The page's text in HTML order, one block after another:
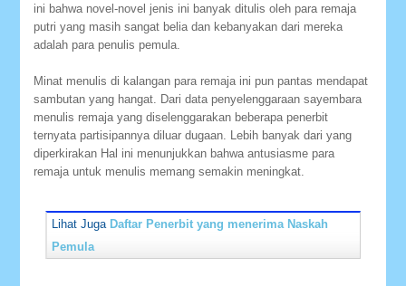
ini bahwa novel-novel jenis ini banyak ditulis oleh para remaja
putri yang masih sangat belia dan kebanyakan dari mereka
adalah para penulis pemula.
Minat menulis di kalangan para remaja ini pun pantas mendapat
sambutan yang hangat. Dari data penyelenggaraan sayembara
menulis remaja yang diselenggarakan beberapa penerbit
ternyata partisipannya diluar dugaan. Lebih banyak dari yang
diperkirakan Hal ini menunjukkan bahwa antusiasme para
remaja untuk menulis memang semakin meningkat.
Lihat Juga Daftar Penerbit yang menerima Naskah
Pemula